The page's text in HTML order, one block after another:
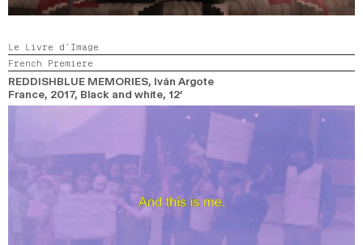
Le Livre d’Image
French Premiere
REDDISHBLUE MEMORIES, Iván Argote
France, 2017, Black and white, 12’